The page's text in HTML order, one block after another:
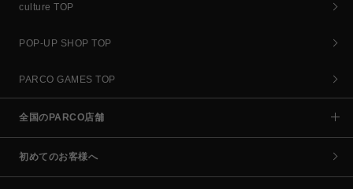
culture TOP
POP-UP SHOP TOP
PARCO GAMES TOP
全国のPARCO店舗
初めてのお客様へ